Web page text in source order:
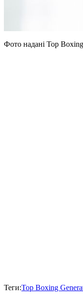
Фото надані Top
Теги:Top Boxing